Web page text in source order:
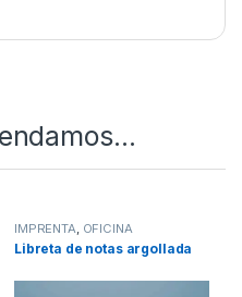
IMPRENTA, OFICINA
Libreta de notas argollada